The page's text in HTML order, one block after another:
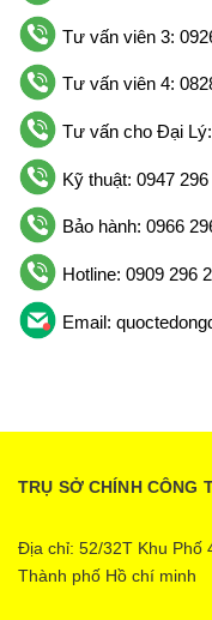
Tư vấn viên 3:
Tư vấn viên 4:
Tư vấn cho Đại
Kỹ thuật: 0947
Bảo hành: 0966
Hotline: 0909 296
Email:
TRỤ SỞ CHÍNH CÔNG
Địa chỉ: 52/32T Khu Phố
Thành phố Hồ chí minh